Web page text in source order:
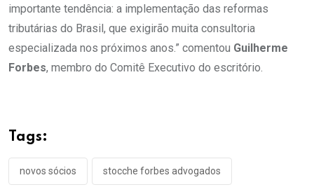
importante tendência: a implementação das reformas
tributárias do Brasil, que exigirão muita consultoria
especializada nos próximos anos.” comentou Guilherme
Forbes, membro do Comitê Executivo do escritório.
Tags:
novos sócios stocche forbes advogados